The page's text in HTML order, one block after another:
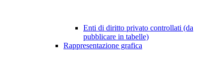
Enti di diritto privato controllati (da
pubblicare in tabelle)
Rappresentazione grafica